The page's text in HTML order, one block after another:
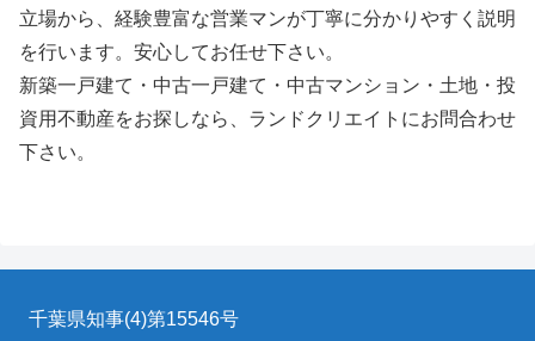
立場から、経験豊富な営業マンが丁寧に分かりやすく説明
を行います。安心してお任せ下さい。
新築一戸建て・中古一戸建て・中古マンション・土地・投
資用不動産をお探しなら、ランドクリエイトにお問合わせ
下さい。
千葉県知事(4)第15546号